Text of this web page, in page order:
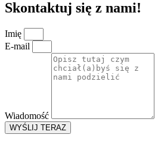
Skontaktuj się z nami!
Imię
E-mail
Wiadomość
WYŚLIJ TERAZ